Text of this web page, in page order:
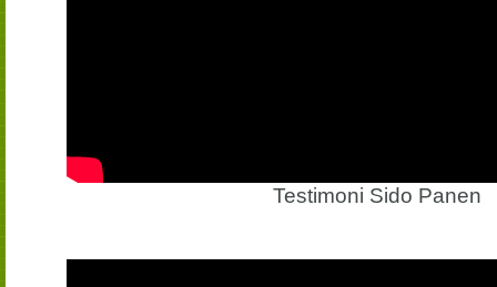
Testimoni Sido Panen